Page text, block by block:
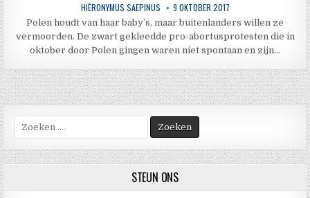
HIËRONYMUS SAEPINUS 9 OKTOBER 2017
Polen houdt van haar baby’s, maar buitenlanders willen ze
vermoorden. De zwart gekleedde pro-abortusprotesten die in
oktober door Polen gingen waren niet spontaan en zijn…
naar:
STEUN ONS